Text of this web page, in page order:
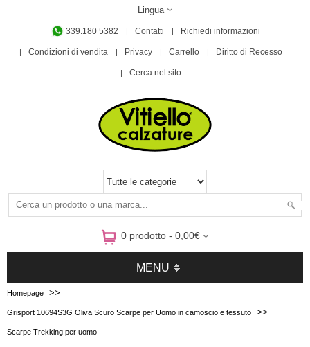
Lingua
339.180 5382 Contatti Richiedi informazioni
Condizioni di vendita Privacy Carrello Diritto di Recesso
Cerca nel sito
0 prodotto - 0,00€
MENU
Homepage >>
Grisport 10694S3G Oliva Scuro Scarpe per Uomo in camoscio e tessuto >>
Scarpe Trekking per uomo